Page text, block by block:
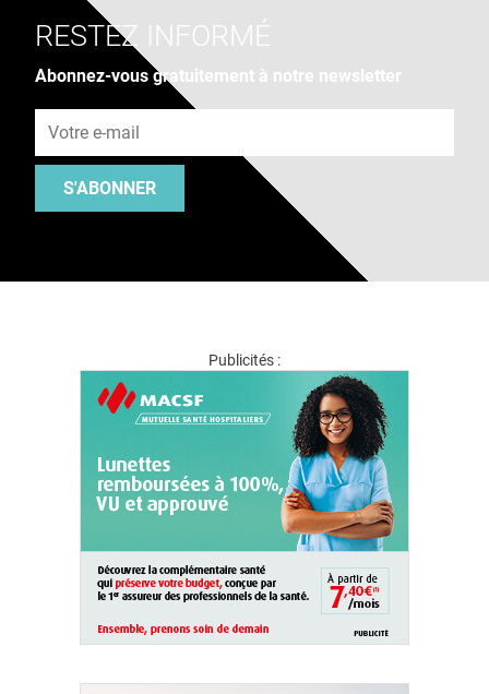
RESTEZ INFORMÉ
Abonnez-vous gratuitement à notre newsletter
S'ABONNER
Publicités :